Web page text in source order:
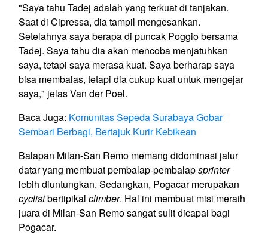
"Saya tahu Tadej adalah yang terkuat di tanjakan.
Saat di Cipressa, dia tampil mengesankan.
Setelahnya saya berapa di puncak Poggio bersama
Tadej. Saya tahu dia akan mencoba menjatuhkan
saya, tetapi saya merasa kuat. Saya berharap saya
bisa membalas, tetapi dia cukup kuat untuk mengejar
saya," jelas Van der Poel.
Baca Juga: Komunitas Sepeda Surabaya Gobar
Sembari Berbagi, Bertajuk Kurir Kebikean
Balapan Milan-San Remo memang didominasi jalur
datar yang membuat pembalap-pembalapsprinter
lebih diuntungkan. Sedangkan, Pogacar merupakan
cyclistbertipikal climber. Hal ini membuat misi meraih
juara di Milan-San Remo sangat sulit dicapai bagi
Pogacar.